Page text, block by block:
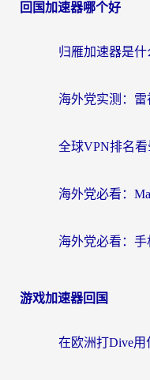
回国加速器哪个好
游戏加速器回国